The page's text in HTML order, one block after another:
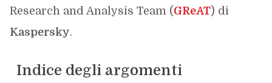
Research and Analysis Team (GReAT) di
Kaspersky.
Indice degli argomenti